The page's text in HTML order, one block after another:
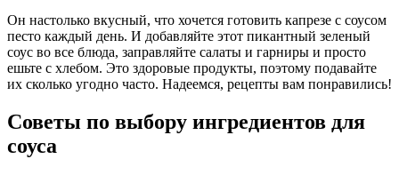
Он настолько вкусный, что хочется готовить капрезе с соусом
песто каждый день. И добавляйте этот пикантный зеленый
соус во все блюда, заправляйте салаты и гарниры и просто
ешьте с хлебом. Это здоровые продукты, поэтому подавайте
их сколько угодно часто. Надеемся, рецепты вам понравились!
Советы по выбору ингредиентов для
соуса